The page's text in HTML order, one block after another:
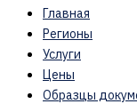
Главная
Регионы
Услуги
Цены
Образцы